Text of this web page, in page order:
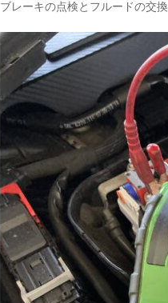
ブレーキの点検とフルードの交換